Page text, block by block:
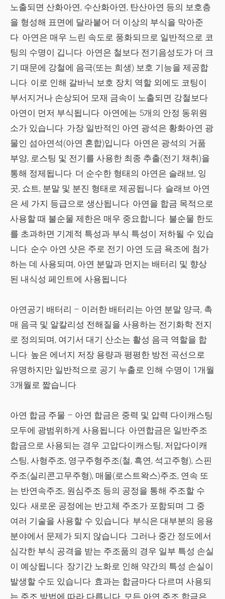
노출되면 산화아연, 수산화아연, 탄산아연 등의 보호층
을 형성해 표면에 달라붙어 더 이상의 부식을 막아준
다. 아연은 매우 느린 속도로 풍화되므로 일반적으로 코
팅의 수명이 깁니다. 아연은 철보다 전기음성도가 더 크
기 때문에 강철에 음극(또는 희생) 보호 기능을 제공합
니다. 이로 인해 갈바닉 보호 장치 역할 외에도 코팅이
부서지거나 손상되어 모재 금속이 노출되면 강철보다
아연이 먼저 부식됩니다. 아연에는 5개의 안정 동위원
소가 있습니다. 가장 일반적인 아연 광석은 황화아연 광
물인 섬아연석(아연 혼합)입니다. 아연은 광석의 거품
부양, 로스팅 및 전기를 사용한 최종 추출(전기 채취)을
통해 정제됩니다. 더 순수한 형태의 아연은 슬래브, 잉
곳, 쇼트, 분말 및 분진 형태로 제공됩니다. 슬래브 아연
은 세 가지 등급으로 생산됩니다. 아연을 합금 목적으로
사용할 때 불순물 제한은 매우 중요합니다. 불순물 한도
를 초과하면 기계적 특성과 부식 특성이 저하될 수 있습
니다. 순수 아연 샷은 주로 전기 아연 도금 욕조에 첨가
하는 데 사용되며, 아연 분말과 먼지는 배터리 및 향상
된 내식성 페인트에 사용됩니다.
아연공기 배터리 – 이러한 배터리는 아연 분말 양극, 촉
매 음극 및 알칼리성 전해질을 사용하는 전기화학 전지
로 정의되며, 여기서 대기 산소는 활성 음극 역할을 합
니다. 높은 에너지 저장 용량과 평평한 방전 곡선으로
유명하지만 일반적으로 공기 누출로 인해 수명이 1개월
3개월로 짧습니다.
아연 합금 주물 – 아연 합금은 중력 및 압력 다이캐스팅
모두에 광범위하게 사용됩니다. 아연합금은 일반주조
합금으로 사용되는 경우 고압다이캐스팅, 저압다이캐
스팅, 사형주조, 영구주형주조(철, 흑연, 석고주형), 스핀
주조(실리콘고무주형), 매몰(로스트왁스)주조, 연속 또
는 반연속주조, 원심주조 등의 공정을 통해 주조할 수
있다. 새로운 공정에는 반고체 주조가 포함되며 그 중
여러 기술을 사용할 수 있습니다. 부식은 대부분의 응용
분야에서 문제가 되지 않습니다. 그러나 중간 정도에서
심각한 부식 공격을 받는 주조품의 경우 일부 특성 손실
이 예상됩니다. 장기간 노화로 인해 약간의 특성 손실이
발생할 수도 있습니다. 효과는 합금마다 다르며 사용되
는 주조 방법에 따라 다릅니다. 모든 아연 주조 합금은